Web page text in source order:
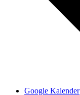
Google Kalender